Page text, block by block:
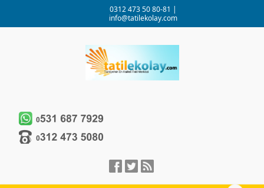
0312 473 50 80-81 |
info@tatilekolay.com